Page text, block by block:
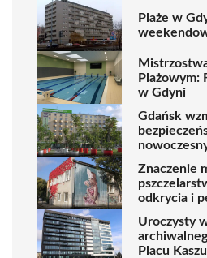
Plaże w
Plażowym:
w Gdyni
Gdańsk
Znaczenie
odkrycia i
Uroczysty
Placu